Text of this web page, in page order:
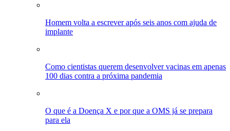
Homem volta a escrever após seis anos com ajuda de
implante
Como cientistas querem desenvolver vacinas em apenas
100 dias contra a próxima pandemia
O que é a Doença X e por que a OMS já se prepara
para ela